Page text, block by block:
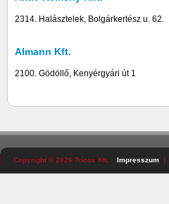
2314. Halásztelek, Bolgárkertész u. 62.
Almann Kft.
2100. Gödöllő, Kenyérgyári út 1
Copyright © 2026 Tricox Kft. Impresszum